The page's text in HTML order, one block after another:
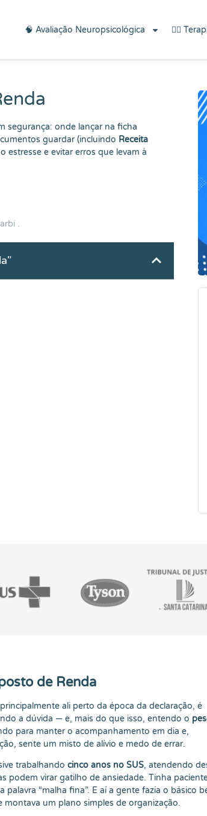
Técnicas do Bem-estar"!
🧠 Avaliação Neuropsicológica 👨‍⚕️
segurança: onde lançar na ficha
guardar (incluindo Receita
estresse e evitar erros que levam à
.
de Renda
ali perto da época da declaração, é
a dúvida — e, mais do que isso, entendo o
para manter o acompanhamento em dia e,
sente um misto de alívio e medo de errar.
trabalhando cinco anos no SUS, atendendo
podem virar gatilho de ansiedade. Tinha
“malha fina”. E aí a gente fazia o básico
um plano simples de organização.